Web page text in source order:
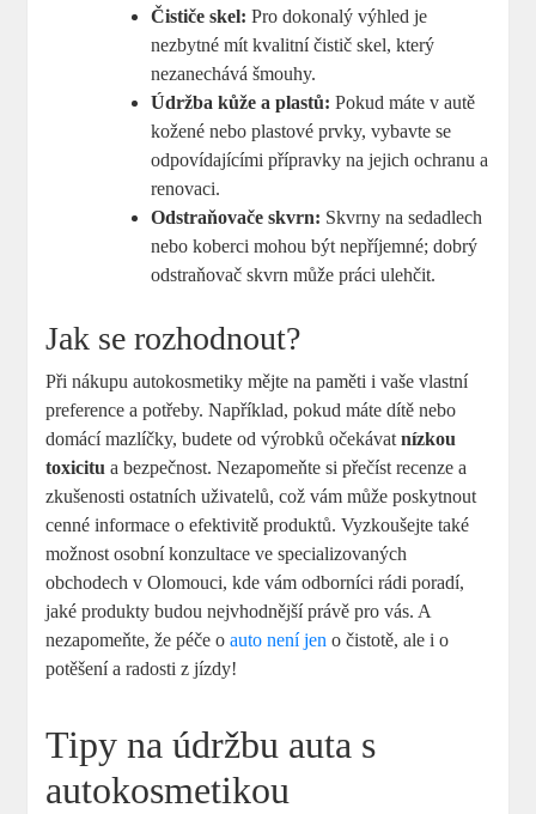
Čističe skel: Pro dokonalý výhled je
nezbytné mít kvalitní čistič skel, který
nezanechává šmouhy.
Údržba kůže a plastů: Pokud máte v autě
kožené nebo plastové prvky, vybavte se
odpovídajícími přípravky na jejich ochranu a
renovaci.
Odstraňovače skvrn: Skvrny na sedadlech
nebo koberci mohou být nepříjemné; dobrý
odstraňovač skvrn může práci ulehčit.
Jak se rozhodnout?
Při nákupu autokosmetiky mějte na paměti i vaše vlastní
preference a potřeby. Například, pokud máte dítě nebo
domácí mazlíčky, budete od výrobků očekávatnízkou
toxicitu a bezpečnost. Nezapomeňte si přečíst recenze a
zkušenosti ostatních uživatelů, což vám může poskytnout
cenné informace o efektivitě produktů. Vyzkoušejte také
možnost osobní konzultace ve specializovaných
obchodech v Olomouci, kde vám odborníci rádi poradí,
jaké produkty budou nejvhodnější právě pro vás. A
nezapomeňte, že péče oauto není jen o čistotě, ale i o
potěšení a radosti z jízdy!
Tipy na údržbu auta s
autokosmetikou